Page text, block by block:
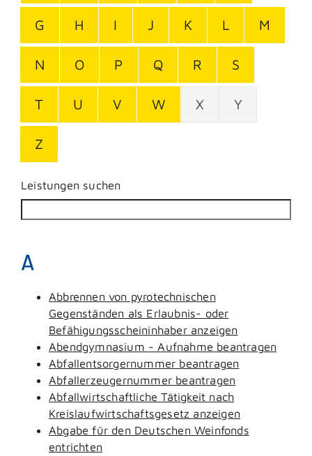
G H I J K L M
N O P Q R S
T U V W X Y
Z
Leistungen suchen
A
Abbrennen von pyrotechnischen
Gegenständen als Erlaubnis- oder
Befähigungsscheininhaber anzeigen
Abendgymnasium - Aufnahme beantragen
Abfallentsorgernummer beantragen
Abfallerzeugernummer beantragen
Abfallwirtschaftliche Tätigkeit nach
Kreislaufwirtschaftsgesetz anzeigen
Abgabe für den Deutschen Weinfonds
entrichten